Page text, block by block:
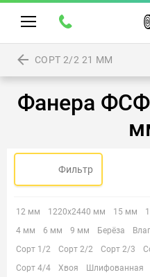
СОРТ 2/2 21 ММ
Фанера ФСФ
Фильтр
12 мм 1220х2440 мм 15 мм
4 мм
6 мм 9 мм Берёза
Сорт 1/2
Сорт 2/2 Сорт 2/3
Сорт 4/4
Хвоя Шлифованная